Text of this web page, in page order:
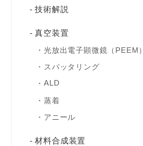
技術解説
真空装置
光放出電子顕微鏡（PEEM）
スパッタリング
ALD
蒸着
アニール
材料合成装置